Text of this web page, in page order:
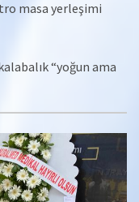
masa yerleşimi
“yoğun ama